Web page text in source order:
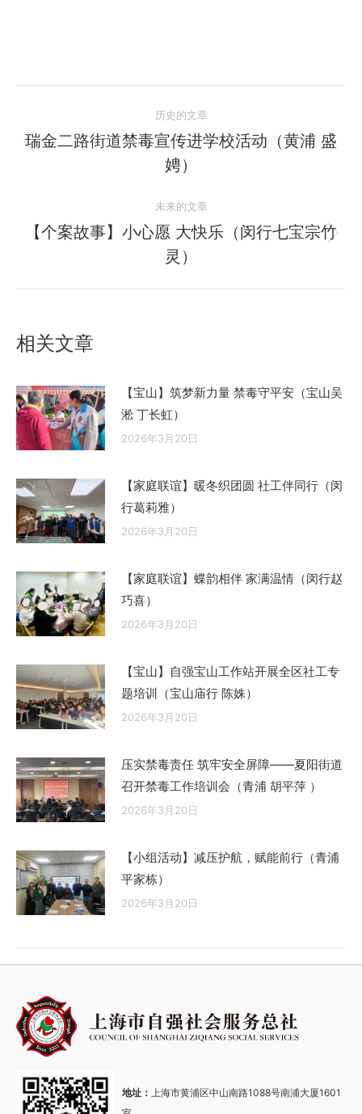
章
历史的文章
历
史
章：
瑞金二路街道禁毒宣传进学校活动（黄浦 盛
娉）
未来的文章
未
来
的
【个案故事】小心愿 大快乐（闵行七宝宗竹
灵）
相关文章
【宝山】筑梦新力量 禁毒守平安（宝山吴
淞 丁长虹）
2026年3月20日
【家庭联谊】暖冬织团圆 社工伴同行（闵
行葛莉雅）
2026年3月20日
【家庭联谊】蝶韵相伴 家满温情（闵行赵
巧喜）
2026年3月20日
【宝山】自强宝山工作站开展全区社工专
题培训（宝山庙行 陈姝）
2026年3月20日
压实禁毒责任 筑牢安全屏障——夏阳街道
召开禁毒工作培训会（青浦 胡平萍 ）
2026年3月20日
【小组活动】减压护航，赋能前行（青浦
平家栋）
2026年3月20日
地址： 上海市黄浦区中山南路1088号南浦大厦1601